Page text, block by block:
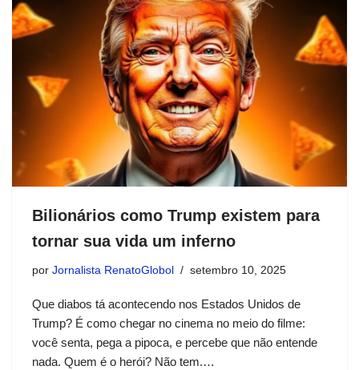
Bilionários como Trump existem para
tornar sua vida um inferno
por Jornalista RenatoGlobol setembro 10, 2025
Que diabos tá acontecendo nos Estados Unidos de
Trump? É como chegar no cinema no meio do filme:
você senta, pega a pipoca, e percebe que não entende
nada. Quem é o herói? Não tem.…